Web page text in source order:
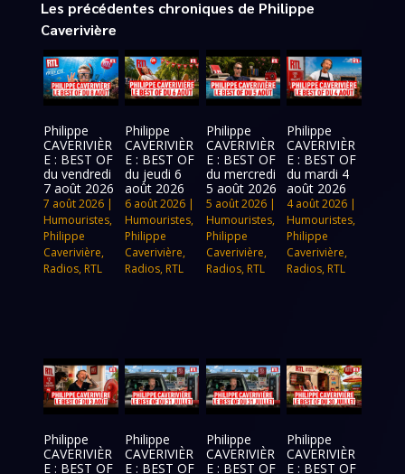
Les précédentes chroniques de Philippe
Caverivière
Philippe
CAVERIVIÈR
E : BEST OF
du vendredi
7 août 2026
7 août 2026 |
Humouristes,
Philippe
Caverivière,
Radios, RTL
Philippe
CAVERIVIÈR
E : BEST OF
du jeudi 6
août 2026
6 août 2026|
Humouristes,
Philippe
Caverivière,
Radios, RTL
Philippe
CAVERIVIÈR
E : BEST OF
du mercredi
5 août 2026
5 août 2026|
Humouristes,
Philippe
Caverivière,
Radios, RTL
Philippe
CAVERIVIÈR
E : BEST OF
du mardi 4
août 2026
4 août 2026 |
Humouristes,
Philippe
Caverivière,
Radios, RTL
Philippe
CAVERIVIÈR
E : BEST OF
Philippe
CAVERIVIÈR
E : BEST OF
Philippe
CAVERIVIÈR
E : BEST OF
Philippe
CAVERIVIÈR
E : BEST OF